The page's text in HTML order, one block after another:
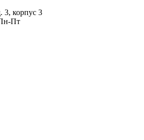
3, корпус 3
Пт